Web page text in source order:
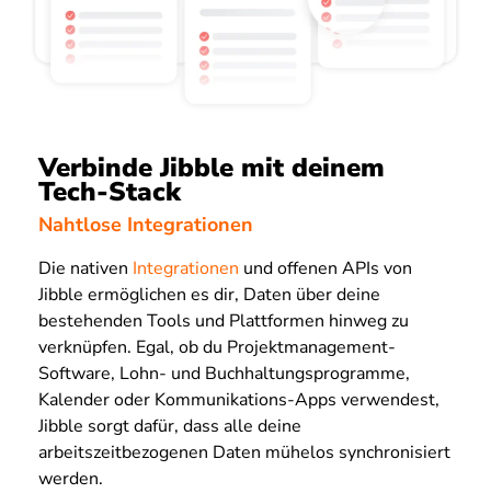
Verbinde Jibble mit deinem
Tech-Stack
Nahtlose Integrationen
Die nativen Integrationen und offenen APIs von
Jibble ermöglichen es dir, Daten über deine
bestehenden Tools und Plattformen hinweg zu
verknüpfen. Egal, ob du Projektmanagement-
Software, Lohn- und Buchhaltungsprogramme,
Kalender oder Kommunikations-Apps verwendest,
Jibble sorgt dafür, dass alle deine
arbeitszeitbezogenen Daten mühelos synchronisiert
werden.